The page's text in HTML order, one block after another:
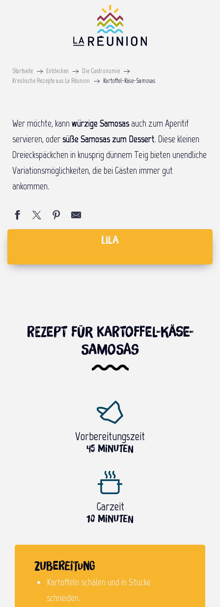
Kartoffel-Käse- Samosas
Startseite Entdecken
Die Gastronomie
Kreolische Rezepte aus La Réunion
Kartoffel-Käse-Samosas
Wer möchte, kann würzige Samosas auch zum Aperitif
servieren, odersüße Samosas zum Dessert. Diese kleinen
Dreieckspäckchen in knusprig dünnem Teig bieten unendliche
Variationsmöglichkeiten, die bei Gästen immer gut
ankommen.
Lila
Rezept für Kartoffel-Käse-
Samosas
Vorbereitungszeit
45 MINUTEN
Garzeit
10 MINUTEN
Zubereitung
Kartoffeln schälen und in Stücke
schneiden.